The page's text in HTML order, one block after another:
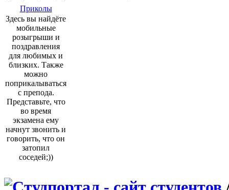
Приколы
Здесь вы найдёте
мобильные
розыгрыши и
поздравления
для любимых и
близких. Также
можно
поприкалываться
с препода.
Представьте, что
во время
экзамена ему
начнут звонить и
говорить, что он
затопил
соседей;))